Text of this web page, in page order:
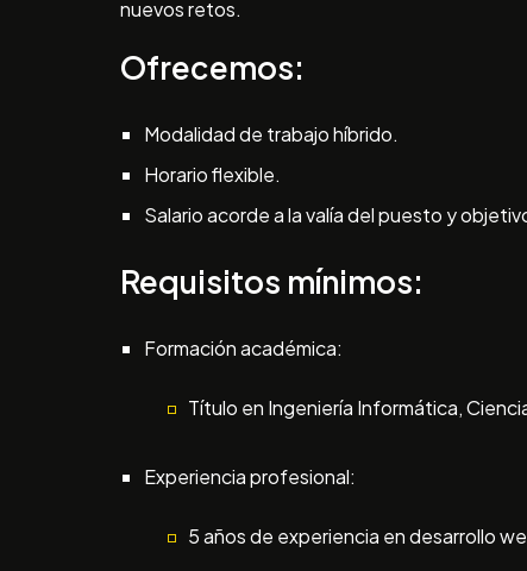
nuevos retos.
Ofrecemos:
Modalidad de trabajo híbrido.
Horario flexible.
Salario acorde a la valía del puesto y
Requisitos mínimos:
Formación académica:
Título en Ingeniería Informática,
Experiencia profesional:
5 años de experiencia en desarrollo